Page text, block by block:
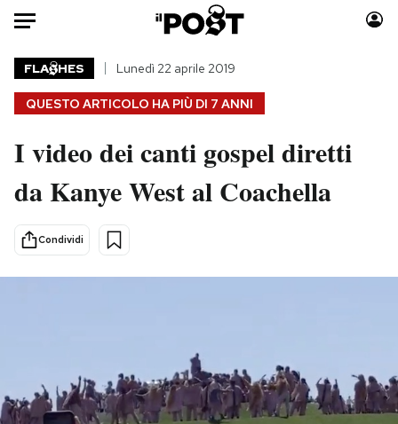
Auto
HOME
Italia
Politica
Tecnologia
Internet
Scienza
Moda
Consumismi
Media
QUESTO ARTICOLO HA PIÙ DI 7 ANNI
FLA HES Lunedì 22 aprile 2019
I video dei canti gospel diretti
da Kanye West al Coachella
Condividi